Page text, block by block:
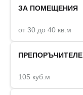
ЗА ПОМЕЩЕНИЯ
от 30 до 40 кв.м
105 куб.м